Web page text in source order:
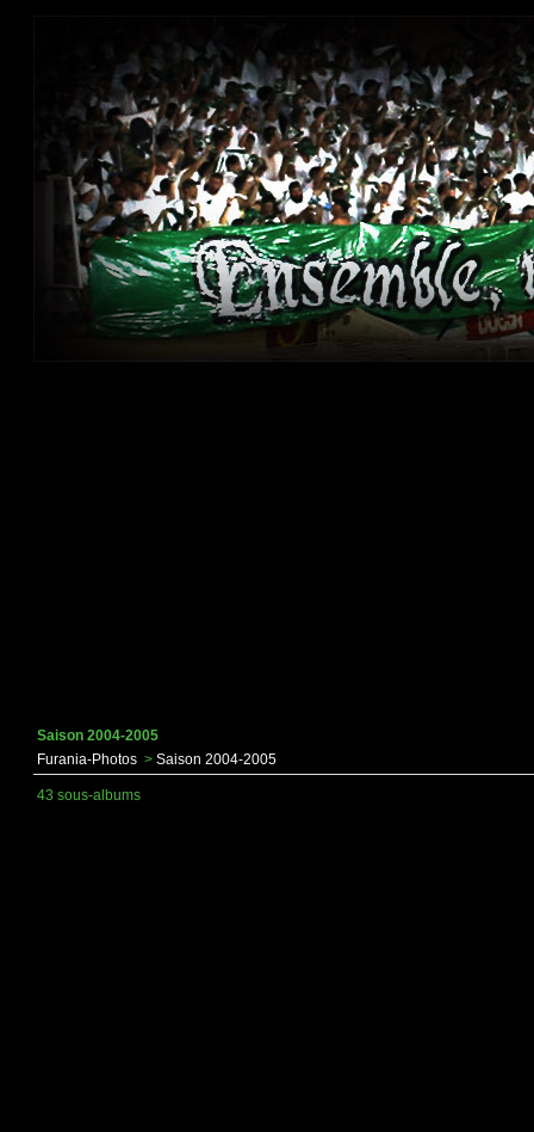
Saison 2004-2005
Furania-Photos > Saison 2004-2005
43 sous-albums